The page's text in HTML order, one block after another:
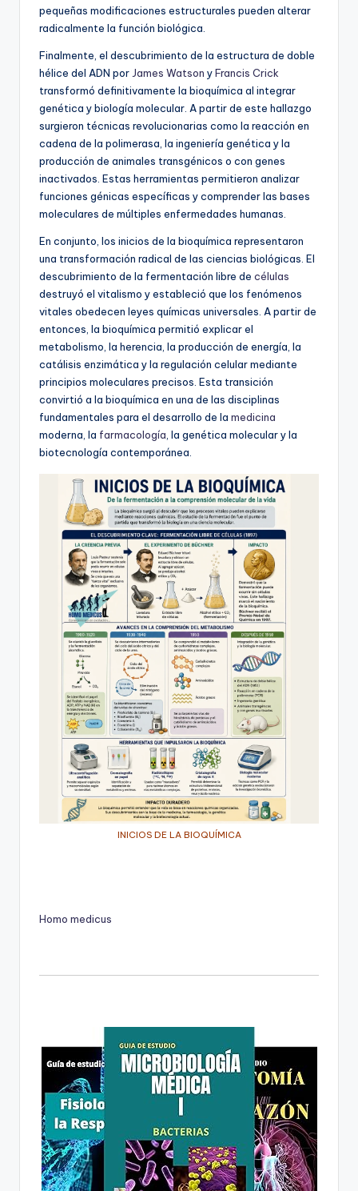
pequeñas modificaciones estructurales pueden alterar
radicalmente la función biológica.
Finalmente, el descubrimiento de la estructura de doble
hélice del ADN por James Watson yFrancis Crick
transformó definitivamente la bioquímica al integrar
genética y biología molecular. A partir de este hallazgo
surgieron técnicas revolucionarias como la reacción en
cadena de la polimerasa, la ingeniería genética y la
producción de animales transgénicos o con genes
inactivados. Estas herramientas permitieron analizar
funciones génicas específicas y comprender las bases
moleculares de múltiples enfermedades humanas.
En conjunto, los inicios de la bioquímica representaron
una transformación radical de las ciencias biológicas. El
descubrimiento de la fermentación libre de células
destruyó el vitalismo y estableció que los fenómenos
vitales obedecen leyes químicas universales. A partir de
entonces, la bioquímica permitió explicar el
metabolismo, la herencia, la producción de energía, la
catálisis enzimática y la regulación celular mediante
principios moleculares precisos. Esta transición
convirtió a la bioquímica en una de las disciplinas
fundamentales para el desarrollo de la medicina
moderna, la farmacología , la genética molecular y la
biotecnología contemporánea.
INICIOS DE LA BIOQUÍMICA
Homo medicus